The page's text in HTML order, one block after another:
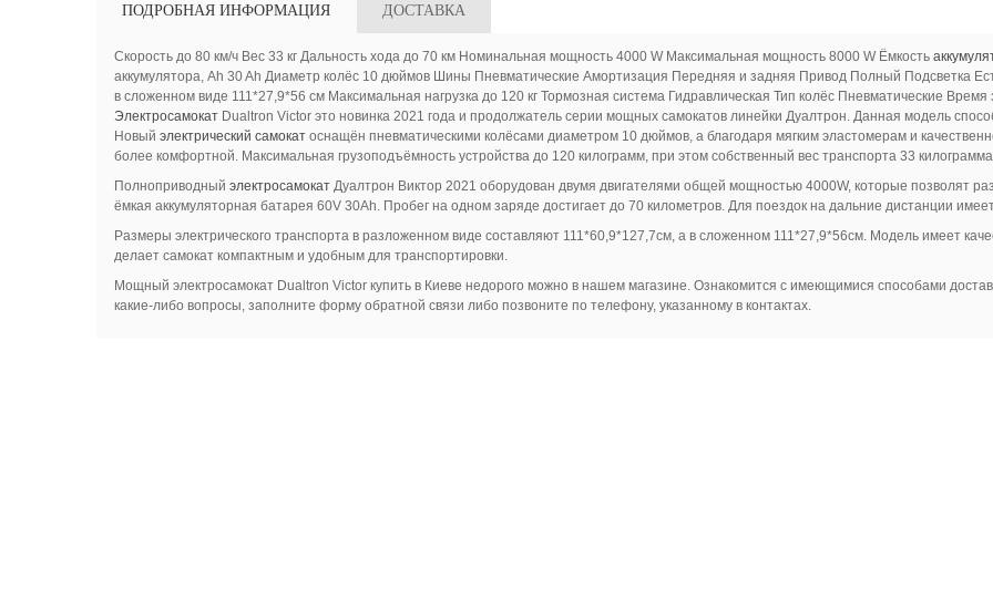
ПОДРОБНАЯ ИНФОРМАЦИЯ ДОСТАВКА
Скорость до 80 км/ч Вес 33 кг Дальность хода до 70 км Номинальная мощность 4000 W Максимальная мощность 8000 W Ёмкость
аккумулятора, Ah 30 Ah Диаметр колёс 10 дюймов Шины Пневматические Амортизация Передняя и задняя Привод Полный Подсветка
в сложенном виде 111*27,9*56 см Максимальная нагрузка до 120 кг Тормозная система Гидравлическая Тип колёс Пневматические
ЭлектросамокатDualtron Victor это новинка 2021 года и продолжатель серии мощных самокатов линейки Дуалтрон. Данная модель
Новый электрический самокатоснащён пневматическими колёсами диаметром 10 дюймов, а благодаря мягким эластомерам и
более комфортной. Максимальная грузоподъёмность устройства до 120 килограмм, при этом собственный вес транспорта 33
Полноприводный электросамокатДуалтрон Виктор 2021 оборудован двумя двигателями общей мощностью 4000W, которые позволят
ёмкая аккумуляторная батарея 60V 30Ah. Пробег на одном заряде достигает до 70 километров. Для поездок на дальние дистанции
Размеры электрического транспорта в разложенном виде составляют 111*60,9*127,7см, а в сложенном 111*27,9*56см. Модель имеет
делает самокат компактным и удобным для транспортировки.
Мощный электросамокат Dualtron Victor купить в Киеве недорого можно в нашем магазине. Ознакомится с имеющимися способами
какие-либо вопросы, заполните форму обратной связи либо позвоните по телефону, указанному в контактах.